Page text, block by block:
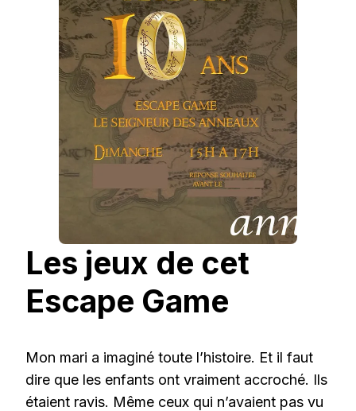
Les jeux de cet
Escape Game
Mon mari a imaginé toute l’histoire. Et il faut
dire que les enfants ont vraiment accroché. Ils
étaient ravis. Même ceux qui n’avaient pas vu